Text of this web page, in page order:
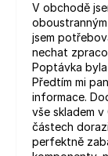
V obchodě
jsem
nechat
Poptávka
Předtím mi
informace.
vše skladem
částech
perfektně